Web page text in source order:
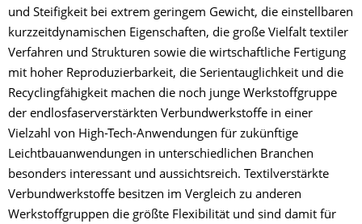
und Steifigkeit bei extrem geringem Gewicht, die einstellbaren
kurzzeitdynamischen Eigenschaften, die große Vielfalt textiler
Verfahren und Strukturen sowie die wirtschaftliche Fertigung
mit hoher Reproduzierbarkeit, die Serientauglichkeit und die
Recyclingfähigkeit machen die noch junge Werkstoffgruppe
der endlosfaserverstärkten Verbundwerkstoffe in einer
Vielzahl von High-Tech-Anwendungen für zukünftige
Leichtbauanwendungen in unterschiedlichen Branchen
besonders interessant und aussichtsreich. Textilverstärkte
Verbundwerkstoffe besitzen im Vergleich zu anderen
Werkstoffgruppen die größte Flexibilität und sind damit für